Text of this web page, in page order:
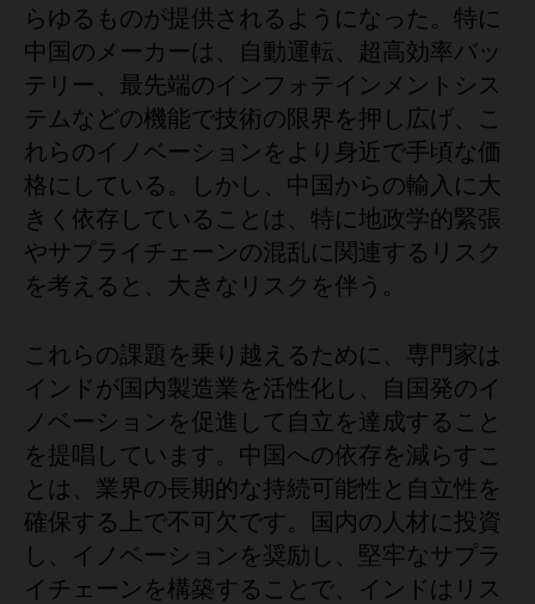
らゆるものが提供されるようになった。特に
中国のメーカーは、自動運転、超高効率バッ
テリー、最先端のインフォテインメントシス
テムなどの機能で技術の限界を押し広げ、こ
れらのイノベーションをより身近で手頃な価
格にしている。しかし、中国からの輸入に大
きく依存していることは、特に地政学的緊張
やサプライチェーンの混乱に関連するリスク
を考えると、大きなリスクを伴う。
これらの課題を乗り越えるために、専門家は
インドが国内製造業を活性化し、自国発のイ
ノベーションを促進して自立を達成すること
を提唱しています。中国への依存を減らすこ
とは、業界の長期的な持続可能性と自立性を
確保する上で不可欠です。国内の人材に投資
し、イノベーションを奨励し、堅牢なサプラ
イチェーンを構築することで、インドはリス